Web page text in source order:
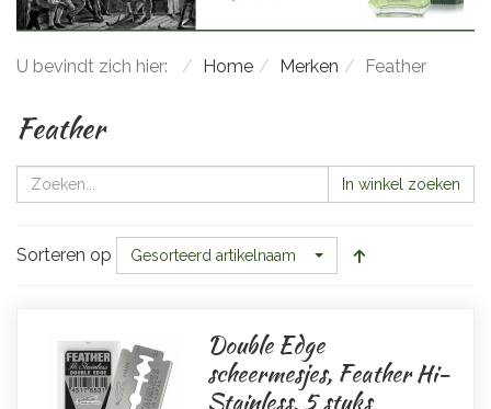
U bevindt zich hier: Home Merken Feather
Feather
In winkel zoeken
Sorteren op Gesorteerd artikelnaam
Double Edge
scheermesjes, Feather Hi-